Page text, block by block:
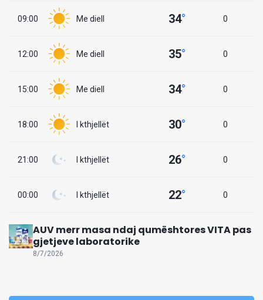
09:00 Me diell 34° 0
12:00 Me diell 35° 0
15:00 Me diell 34° 0
18:00 I kthjellët 30° 0
21:00 I kthjellët 26° 0
00:00 I kthjellët 22° 0
AUV merr masa ndaj qumështores VITA pas
gjetjeve laboratorike
8/7/2026